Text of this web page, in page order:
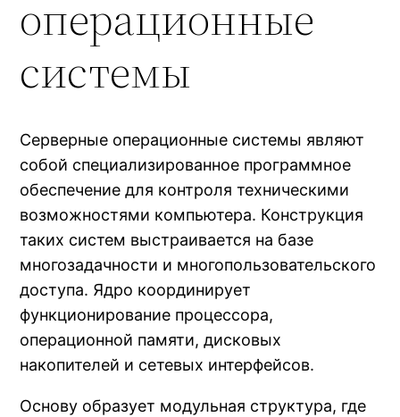
операционные
системы
Серверные операционные системы являют
собой специализированное программное
обеспечение для контроля техническими
возможностями компьютера. Конструкция
таких систем выстраивается на базе
многозадачности и многопользовательского
доступа. Ядро координирует
функционирование процессора,
операционной памяти, дисковых
накопителей и сетевых интерфейсов.
Основу образует модульная структура, где